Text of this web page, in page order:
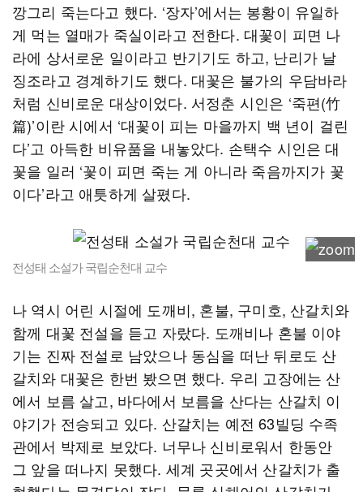
깡그리 죽는다고 했다. ‘장자’에서는 봉황이 유일하
게 먹는 열매가 죽실이라고 전한다. 대꽃이 피면 나
라에 상서로운 일이라고 반기기도 하고, 난리가 날
징조라고 경계하기도 했다. 대꽃은 불가의 우담바라
처럼 신비로운 대상이었다. 서정춘 시인은 ‘죽편(竹
篇)’이란 시에서 ‘대꽃이 피는 마을까지 백 년이 걸린
다’고 아득한 비유품을 내놓았다. 손택수 시인은 대
꽃을 일러 ‘꽃이 피면 죽는 게 아니라 죽음까지가 꽃
이다’라고 애틋하게 살폈다.
전성태 소설가 국립순천대 교수
나 역시 어린 시절에 도깨비, 혼불, 구미호, 산갈치와
함께 대꽃 전설을 듣고 자랐다. 도깨비나 혼불 이야
기는 진짜 전설로 남았으나 동심을 떠난 뒤로도 산
갈치와 대꽃은 한번 봤으면 했다. 우리 고장에는 산
에서 보름 살고, 바다에서 보름을 산다는 산갈치 이
야기가 전승되고 있다. 산갈치는 예전 63빌딩 수족
관에서 박제로 보았다. 너무나 신비로워서 한동안
그 앞을 떠나지 못했다. 세계 곳곳에서 산갈치가 출